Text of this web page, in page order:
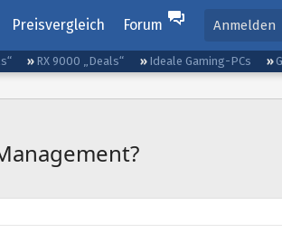
Preisvergleich Forum Anmelden
RX 9000 „Deals“ Ideale Gaming-PCs